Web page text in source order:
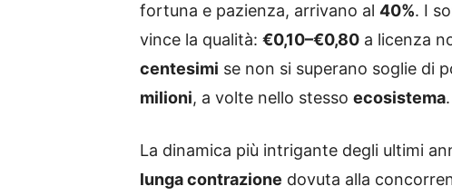
fortuna e pazienza, arrivano al 40%. I
vince la qualità: €0,10–€0,80 a licenza
centesimi se non si superano soglie di
milioni, a volte nello stesso ecosistema.
La dinamica più intrigante degli ultimi
lunga contrazione dovuta alla